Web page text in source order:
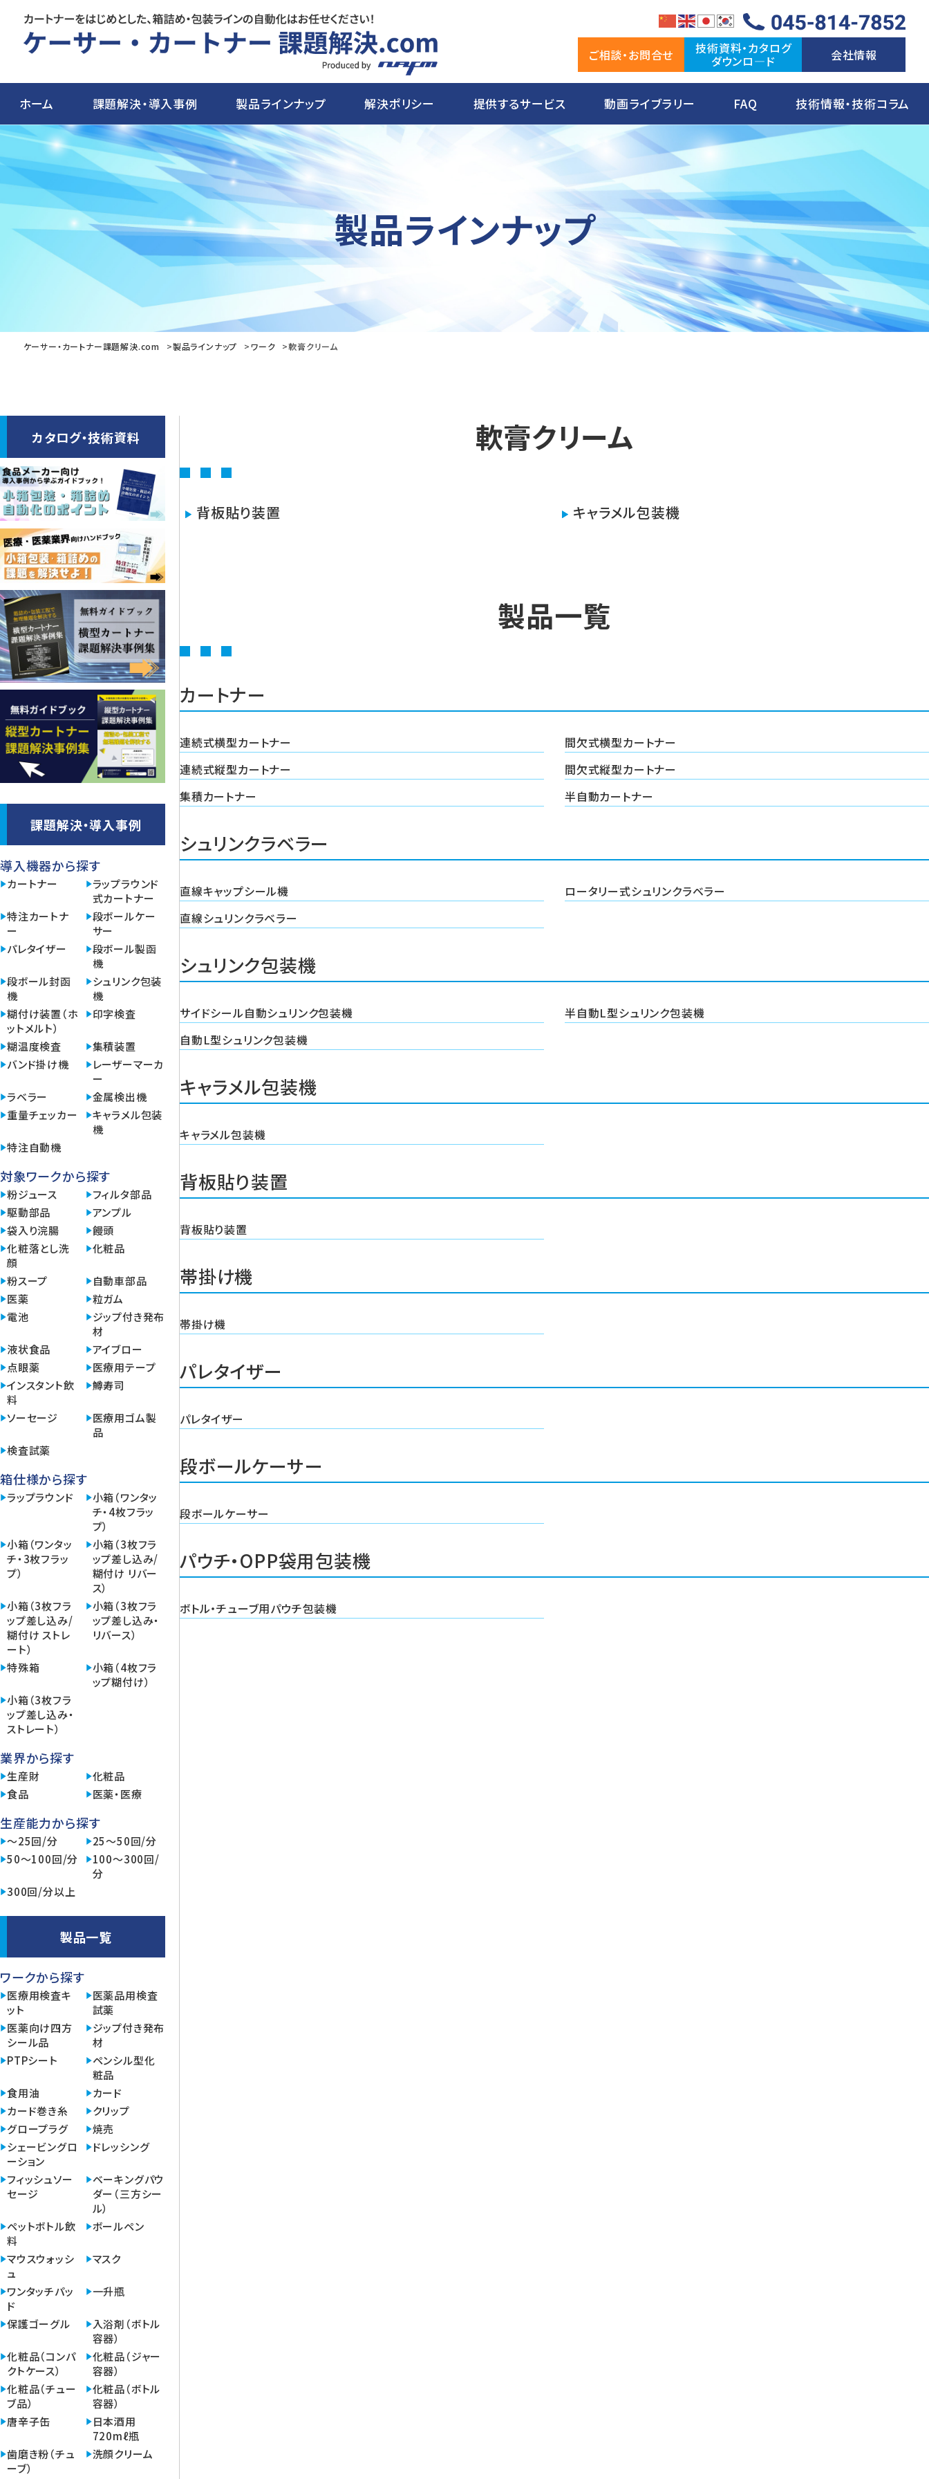
ご相談・お問合せ 技術資料・カタログ
ダウンロ―ド 会社情報
ホーム 課題解決・導入事例 製品ラインナップ 解決ポリシー 提供するサービス 動画ライブラリー FAQ 技術情報・技術コラム
製品ラインナップ
ケーサー・カートナー課題解決.com 製品ラインナップ ワーク 軟膏クリーム
軟膏クリーム
背板貼り装置 キャラメル包装機
製品一覧
カートナー
連続式横型カートナー
間欠式横型カートナー
連続式縦型カートナー
間欠式縦型カートナー
集積カートナー
半自動カートナー
シュリンクラベラー
直線キャップシール機
ロータリー式シュリンクラベラー
直線シュリンクラベラー
シュリンク包装機
サイドシール自動シュリンク包装機
半自動L型シュリンク包装機
自動L型シュリンク包装機
キャラメル包装機
キャラメル包装機
背板貼り装置
背板貼り装置
帯掛け機
帯掛け機
パレタイザー
パレタイザー
段ボールケーサー
段ボールケーサー
パウチ・OPP袋用包装機
ボトル・チューブ用パウチ包装機
カタログ・技術資料
課題解決・導入事例
導入機器から探す
カートナー
ラップラウンド
式カートナー
特注カートナ
ー
段ボールケー
サー
パレタイザー
段ボール製函
機
段ボール封函
機
シュリンク包装
機
糊付け装置（ホ
ットメルト）
印字検査
糊温度検査
集積装置
バンド掛け機
レーザーマーカ
ー
ラベラー
金属検出機
重量チェッカー
キャラメル包装
機
特注自動機
対象ワークから探す
粉ジュース
フィルタ部品
駆動部品
アンプル
袋入り浣腸
饅頭
化粧落とし洗
顔
化粧品
粉スープ
自動車部品
医薬
粒ガム
電池
ジップ付き発布
材
液状食品
アイブロー
点眼薬
医療用テープ
インスタント飲
料
鱒寿司
ソーセージ
医療用ゴム製
品
検査試薬
箱仕様から探す
ラップラウンド
小箱（ワンタッ
チ・4枚フラッ
プ）
小箱（ワンタッ
チ・3枚フラッ
プ）
小箱（3枚フラ
ップ差し込み/
糊付け リバー
ス）
小箱（3枚フラ
ップ差し込み/
糊付け ストレ
ート）
小箱（3枚フラ
ップ差し込み・
リバース）
特殊箱
小箱（4枚フラ
ップ糊付け）
小箱（3枚フラ
ップ差し込み・
ストレート）
業界から探す
生産財
化粧品
食品
医薬・医療
生産能力から探す
～25回/分
25～50回/分
50～100回/分
100～300回/
分
300回/分以上
製品一覧
ワークから探す
医療用検査キ
ット
医薬品用検査
試薬
医薬向け四方
シール品
ジップ付き発布
材
PTPシート
ペンシル型化
粧品
食用油
カード
カード巻き糸
クリップ
グロープラグ
焼売
シェービングロ
ーション
ドレッシング
フィッシュソー
セージ
ベーキングパウ
ダー（三方シー
ル）
ペットボトル飲
料
ボールペン
マウスウォッシ
ュ
マスク
ワンタッチパッ
ド
一升瓶
保護ゴーグル
入浴剤（ボトル
容器）
化粧品（コンパ
クトケース）
化粧品（ジャー
容器）
化粧品（チュー
ブ品）
化粧品（ボトル
容器）
唐辛子缶
日本酒用
720mℓ瓶
歯磨き粉（チュ
ーブ）
洗顔クリーム